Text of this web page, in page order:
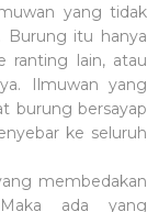
yang tidak
Burung itu hanya
ranting lain, atau
Ilmuwan yang
burung bersayap
ke seluruh
membedakan
ada yang